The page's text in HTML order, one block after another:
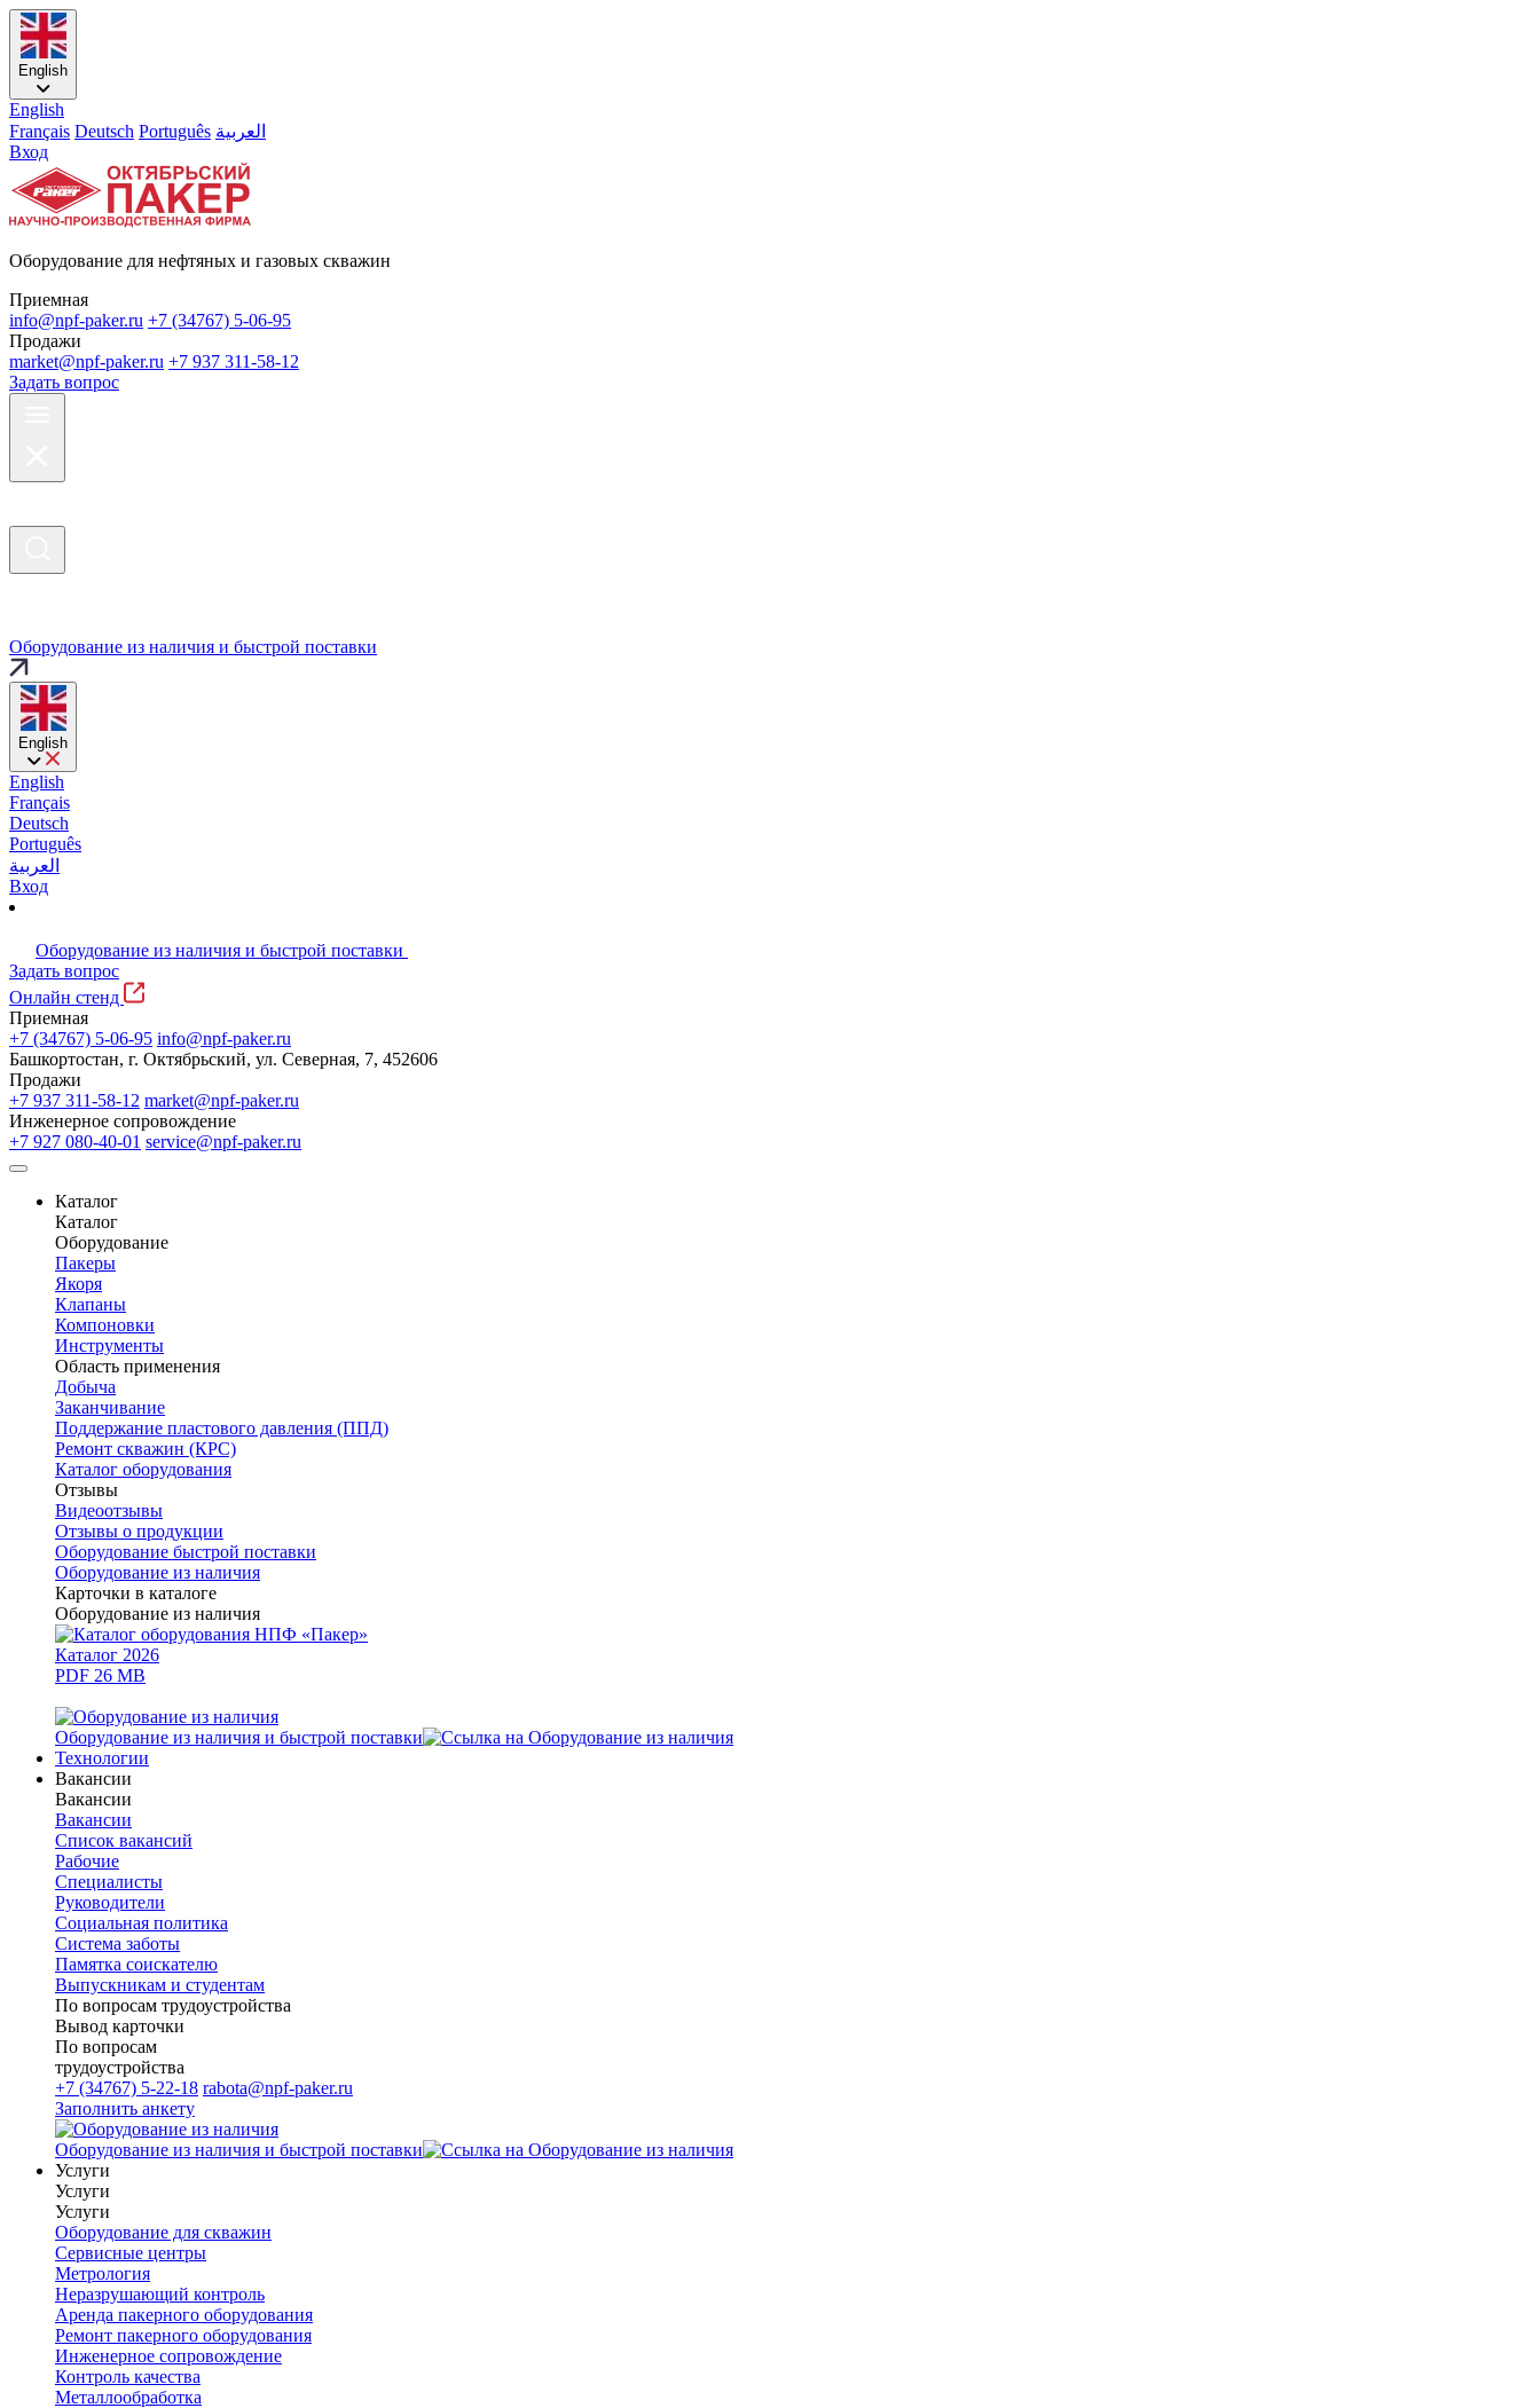
English
English
Français Deutsch Português العربية
Вход
Оборудование для нефтяных и газовых скважин
Приемная
info@npf-paker.ru +7 (34767) 5-06-95
Продажи
market@npf-paker.ru +7 937 311-58-12
Задать вопрос
Оборудование из наличия и быстрой поставки
English
English
Français
Deutsch
Português
العربية
Вход
Оборудование из наличия и быстрой поставки
Задать вопрос
Онлайн стенд
Приемная
+7 (34767) 5-06-95 info@npf-paker.ru
Башкортостан, г. Октябрьский, ул. Северная, 7, 452606
Продажи
+7 937 311-58-12 market@npf-paker.ru
Инженерное сопровождение
+7 927 080-40-01 service@npf-paker.ru
Каталог
Каталог
Оборудование
Пакеры
Якоря
Клапаны
Компоновки
Инструменты
Область применения
Добыча
Заканчивание
Поддержание пластового давления (ППД)
Ремонт скважин (КРС)
Каталог оборудования
Отзывы
Видеоотзывы
Отзывы о продукции
Оборудование быстрой поставки
Оборудование из наличия
Карточки в каталоге
Оборудование из наличия
Каталог 2026
PDF 26 MB
Оборудование из наличия и быстрой поставки
Технологии
Вакансии
Вакансии
Вакансии
Список вакансий
Рабочие
Специалисты
Руководители
Cоциальная политика
Система заботы
Памятка соискателю
Выпускникам и студентам
По вопросам трудоустройства
Вывод карточки
По вопросам
трудоустройства
+7 (34767) 5-22-18 rabota@npf-paker.ru
Заполнить анкету
Оборудование из наличия и быстрой поставки
Услуги
Услуги
Услуги
Оборудование для скважин
Сервисные центры
Метрология
Неразрушающий контроль
Аренда пакерного оборудования
Ремонт пакерного оборудования
Инженерное сопровождение
Контроль качества
Металлообработка